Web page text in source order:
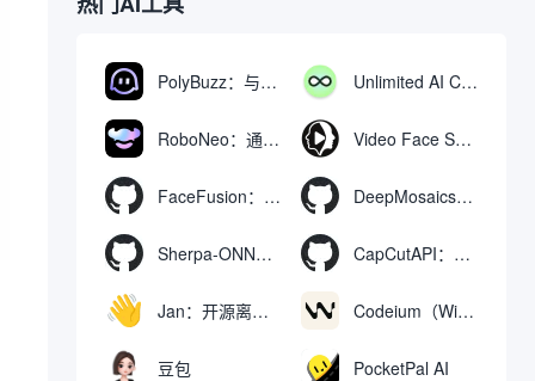
PolyBuzz：与AI角色互动的免费聊天与角色扮演平台 Unlimited AI Chat：免费无限制的AI聊天工具
RoboNeo：通过聊天生成和编辑视频与图像的AI工具 Video Face Swap
FaceFusion：视频换脸增强工具|语音同步视频嘴型动作 DeepMosaics：自动去除图像和视频中的马赛克，或向其添加马赛克
Sherpa-ONNX：使用ONNXRuntime实现离线语音识别和合成 CapCutAPI：自动化控制CapCut视频剪辑的开源工具
Jan：开源离线AI助手，ChatGPT 替代品，运行本地AI模型或连接云端AI Codeium（Windsurf Editor）：免费的AI代码补全与聊天工具，Windsurf以对话方式编写完整项目代码
豆包 PocketPal AI